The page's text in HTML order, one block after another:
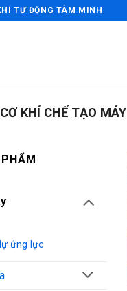
TỰ ĐỘNG TÂM MINH
CƠ KHÍ CHẾ TẠO MÁY
ứng lực